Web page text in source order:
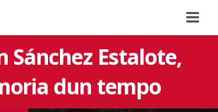
Sánchez Estalote,
dun tempo